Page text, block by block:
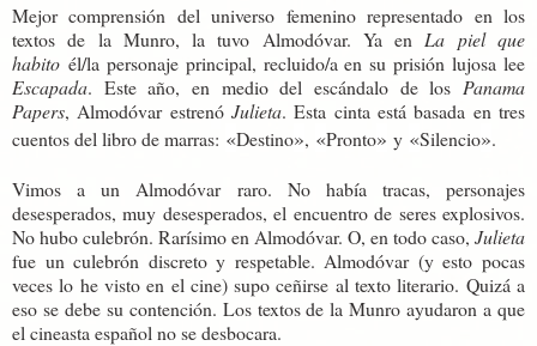
Mejor comprensión del universo femenino representado en los
textos de la Munro, la tuvo Almodóvar. Ya en La piel que
habito él/la personaje principal, recluido/a en su prisión lujosa lee
Escapada. Este año, en medio del escándalo de los Panama
Papers, Almodóvar estrenó Julieta. Esta cinta está basada en tres
cuentos del libro de marras: «Destino», «Pronto» y «Silencio».
Vimos a un Almodóvar raro. No había tracas, personajes
desesperados, muy desesperados, el encuentro de seres explosivos.
No hubo culebrón. Rarísimo en Almodóvar. O, en todo caso, Julieta
fue un culebrón discreto y respetable. Almodóvar (y esto pocas
veces lo he visto en el cine) supo ceñirse al texto literario. Quizá a
eso se debe su contención. Los textos de la Munro ayudaron a que
el cineasta español no se desbocara.